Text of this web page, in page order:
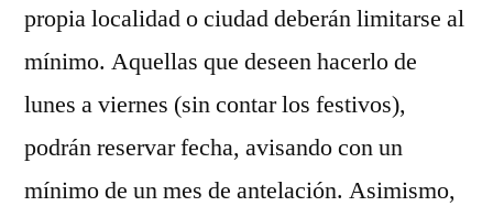
propia localidad o ciudad deberán limitarse al
mínimo. Aquellas que deseen hacerlo de
lunes a viernes (sin contar los festivos),
podrán reservar fecha, avisando con un
mínimo de un mes de antelación. Asimismo,